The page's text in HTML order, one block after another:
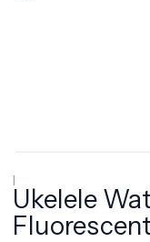
|
Ukelele